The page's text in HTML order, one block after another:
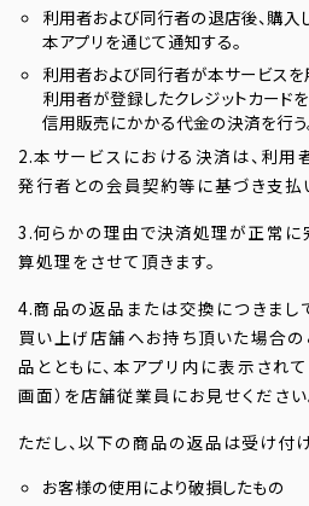
利用者および同行者の退店後、購
本アプリを通じて通知する。
利用者および同行者が本サービスを
利用者が登録したクレジットカード
信用販売にかかる代金の決済を行う
2.本サービスにおける決済は、利用
発行者との会員契約等に基づき支払
3.何らかの理由で決済処理が正常に
算処理をさせて頂きます。
4.商品の返品または交換につきまし
買い上げ店舗へお持ち頂いた場合の
品とともに、本アプリ内に表示され
画面）を店舗従業員にお見せください
ただし、以下の商品の返品は受け付
お客様の使用により破損したもの